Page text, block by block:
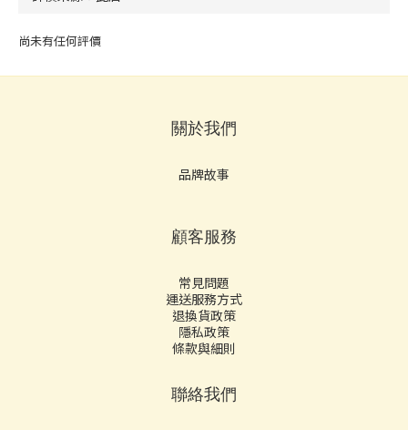
尚未有任何評價
關於我們
品牌故事
顧客服務
常見問題
運送服務方式
退換貨政策
隱私政策
條款與細則
聯絡我們